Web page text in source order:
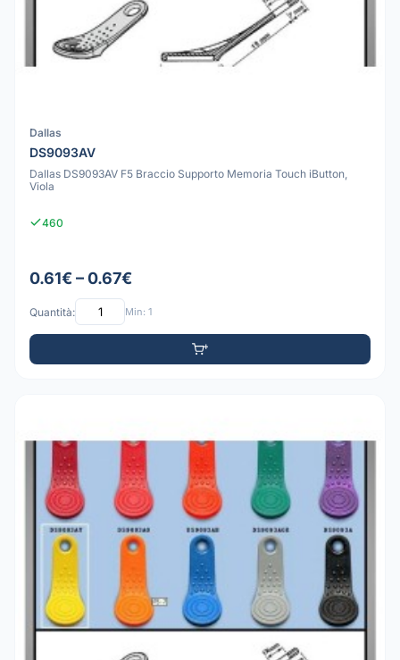
Dallas
DS9093AV
Dallas DS9093AV F5 Braccio Supporto Memoria Touch iButton,
Viola
460
0.61€ – 0.67€
Quantità: Min: 1